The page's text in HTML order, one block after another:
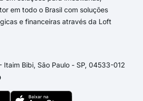
em todo o Brasil com soluções
e financeiras através da Loft
Itaim Bibi, São Paulo - SP, 04533-012